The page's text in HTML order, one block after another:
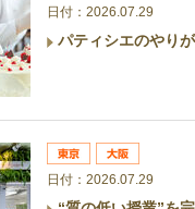
日付：2026.07.29
パティシエのやり
日付：2026.07.29